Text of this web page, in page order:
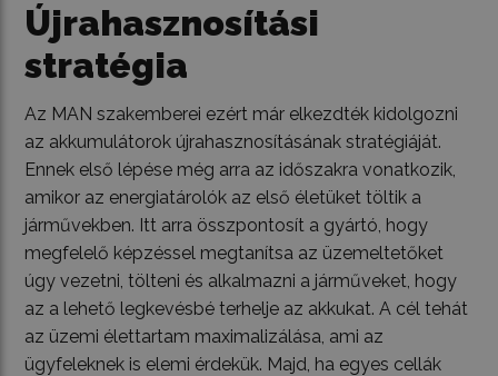
Újrahasznosítási
stratégia
Az MAN szakemberei ezért már elkezdték kidolgozni
az akkumulátorok újrahasznosításának stratégiáját.
Ennek első lépése még arra az időszakra vonatkozik,
amikor az energiatárolók az első életüket töltik a
járművekben. Itt arra összpontosít a gyártó, hogy
megfelelő képzéssel megtanítsa az üzemeltetőket
úgy vezetni, tölteni és alkalmazni a járműveket, hogy
az a lehető legkevésbé terhelje az akkukat. A cél tehát
az üzemi élettartam maximalizálása, ami az
ügyfeleknek is elemi érdekük. Majd, ha egyes cellák